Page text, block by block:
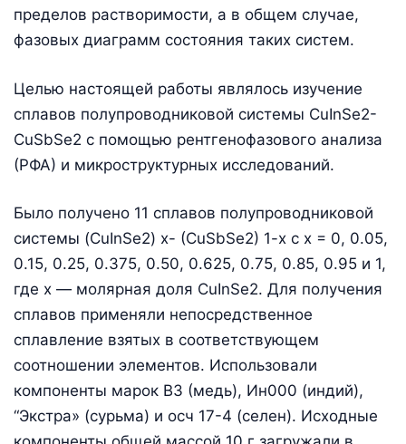
пределов растворимости, а в общем случае,
фазовых диаграмм состояния таких систем.
Целью настоящей работы являлось изучение
сплавов полупроводниковой системы CuInSe2-
CuSbSe2 с помощью рентгенофазового анализа
(РФА) и микроструктурных исследований.
Было получено 11 сплавов полупроводниковой
системы (CuInSe2) x- (CuSbSe2) 1-x с x = 0, 0.05,
0.15, 0.25, 0.375, 0.50, 0.625, 0.75, 0.85, 0.95 и 1,
где x — молярная доля CuInSe2. Для получения
сплавов применяли непосредственное
сплавление взятых в соответствующем
соотношении элементов. Использовали
компоненты марок B3 (медь), Ин000 (индий),
“Экстра» (сурьма) и осч 17-4 (селен). Исходные